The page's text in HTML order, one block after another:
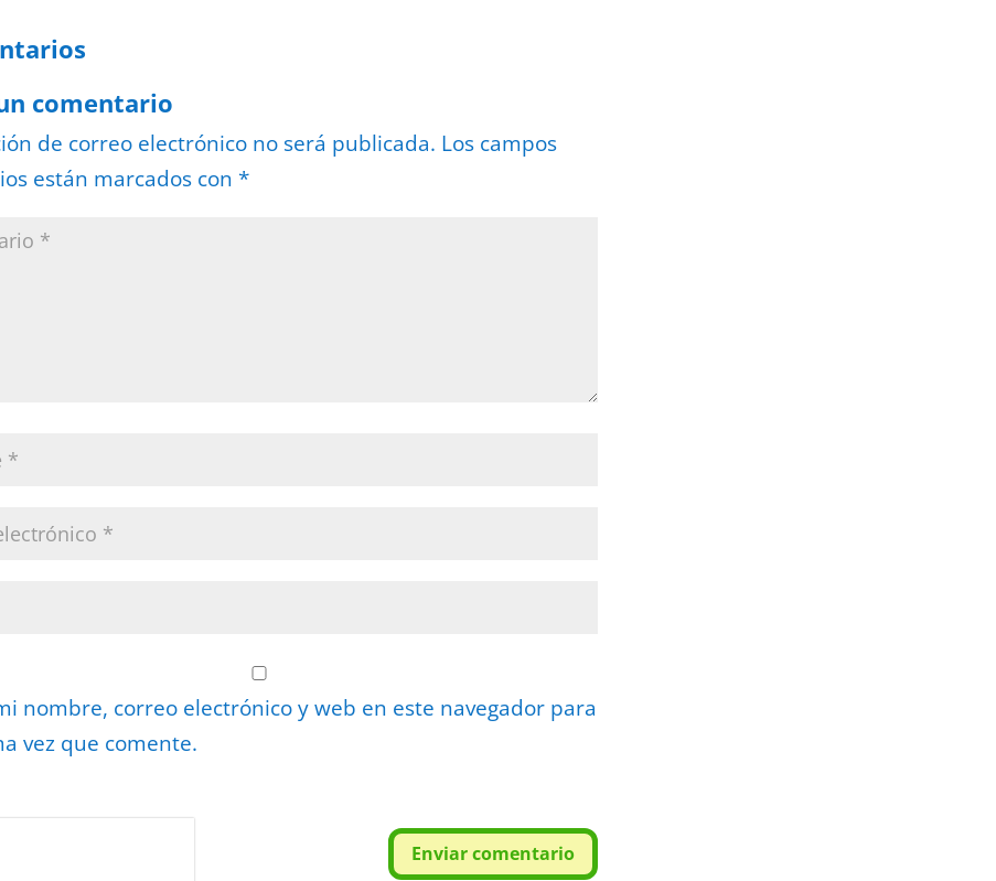
comentario
de correo electrónico no será publicada. Los campos
están marcados con *
nombre, correo electrónico y web en este navegador para
vez que comente.
Enviar comentario